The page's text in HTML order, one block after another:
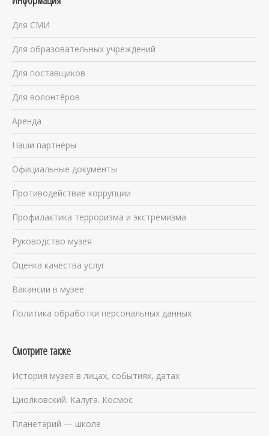
Для СМИ
Для образовательных учреждений
Для поставщиков
Для волонтёров
Аренда
Наши партнёры
Официальные документы
Противодействие коррупции
Профилактика терроризма и экстремизма
Руководство музея
Оценка качества услуг
Вакансии в музее
Политика обработки персональных данных
Смотрите также
История музея в лицах, событиях, датах
Циолковский. Калуга. Космос
Планетарий — школе